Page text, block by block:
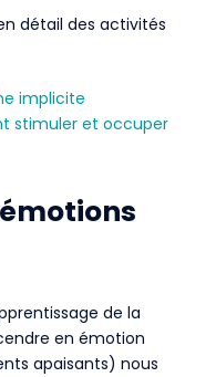
détail des activités
implicite
stimuler et occuper
de la
en émotion
apaisants) nous